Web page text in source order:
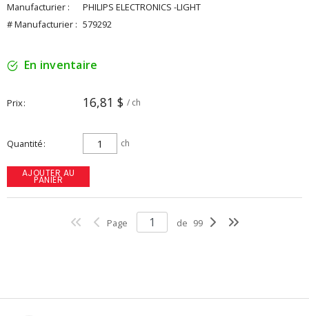
Manufacturier :
PHILIPS ELECTRONICS -LIGHT
# Manufacturier : 579292
En inventaire
Prix 16,81 $ / ch
Quantité ch
AJOUTER AU
PANIER
Page de 99